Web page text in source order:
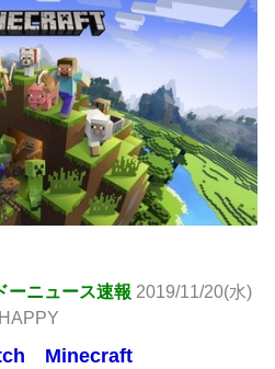
ーニュース速報 2019/11/20(水)
Minecraft